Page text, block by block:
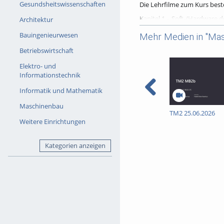
Gesundsheitswissenschaften
Architektur
Bauingenieurwesen
Betriebswirtschaft
Elektro- und
Informationstechnik
Informatik und Mathematik
Maschinenbau
Weitere Einrichtungen
Kategorien anzeigen
Die Lehrfilme zum Kurs
Kapitel 1 – Soft-/Hardware
Kapitel 2.1 – Grundlagen
Kapitel 2.3 – Grundlagen
Kapitel 4 – Brauprozess:
Kapitel 5 – Brauprozess:
Kapitel 6 – Brauprozess:
Mehr Medien in
TM2 25.06.2026